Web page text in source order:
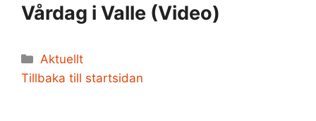
Vårdag i Valle (Video)
Kategorier
Aktuellt
Tillbaka till startsidan